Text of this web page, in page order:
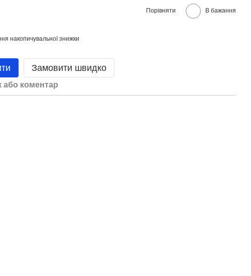
Порівняти В бажання
накопичувальної знижки
Замовити швидко
або коментар